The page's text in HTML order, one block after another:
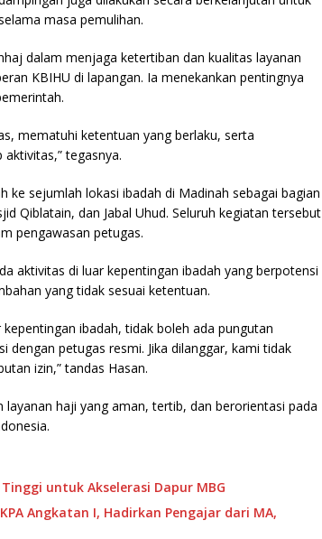
masa pemulihan.
dalam menjaga ketertiban dan kualitas layanan
KBIHU di lapangan. Ia menekankan pentingnya
mematuhi ketentuan yang berlaku, serta
tegasnya.
sejumlah lokasi ibadah di Madinah sebagai bagian
Qiblatain, dan Jabal Uhud. Seluruh kegiatan tersebut
pengawasan petugas.
aktivitas di luar kepentingan ibadah yang berpotensi
yang tidak sesuai ketentuan.
ibadah, tidak boleh ada pungutan
petugas resmi. Jika dilanggar, kami tidak
izin,” tandas Hasan.
haji yang aman, tertib, dan berorientasi pada
untuk Akselerasi Dapur MBG
Angkatan I, Hadirkan Pengajar dari MA,